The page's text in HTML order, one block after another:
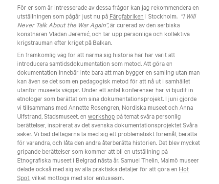
För er som är intresserade av dessa frågor kan jag rekommendera en
utställningen som pågår just nu på Färgfabriken i Stockholm. ”I Will
Never Talk About the War Again”,är curerad av den serbiska
konstnären Vladan Jeremić, och tar upp personliga och kollektiva
krigstrauman efter kriget på Balkan.
En framkomlig väg för att närma sig historia här har varit att
introducera samtidsdokumentation som metod. Att göra en
dokumentation innebär inte bara att man bygger en samling utan man
kan även se det som en pedagogisk metod för att nå ut i samhället
utanför museets väggar. Under ett antal konferenser har vi bjudit in
etnologer som berättat om sina dokumentationsprojekt. I juni gjorde
vi tillsammans med Annette Rosengren, Nordiska museet och Anna
Ulfstrand, Stadsmuseet, en workshoppå temat svåra personlig
berättelser, inspirerat av det svenska dokumentationsprojektet Svåra
saker. Vi bad deltagarna ta med sig ett problematiskt föremål, berätta
för varandra, och låta den andra återberätta historien. Det blev mycket
gripande berättelser som kommer att bli en utställning på
Etnografiska museet i Belgrad nästa år. Samuel Thelin, Malmö museer
delade också med sig av alla praktiska detaljer för att göra en Hot
Spot, vilket mottogs med stor entusiasm.